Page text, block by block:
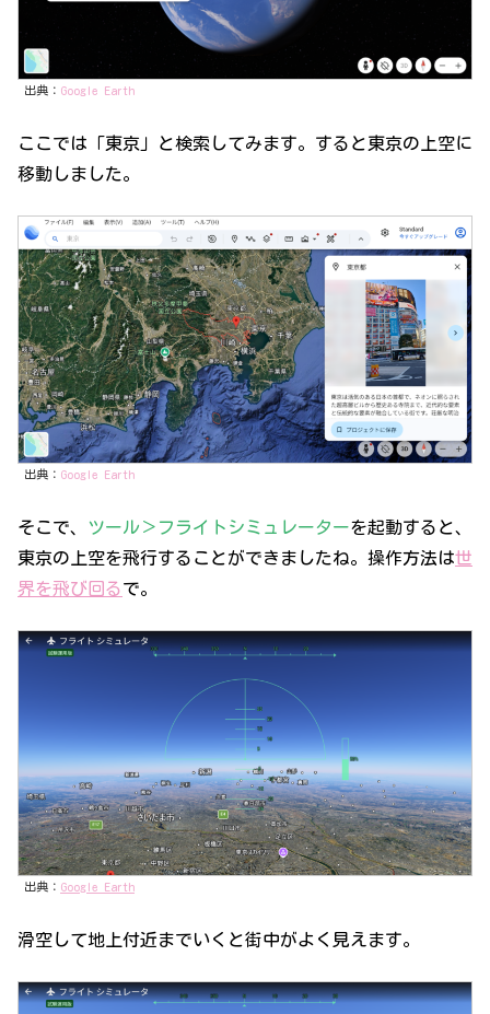
出典： Google Earth
ここでは「東京」と検索してみます。すると東京の上空に
移動しました。
出典： Google Earth
そこで、 ツール＞フライトシミュレーターを起動すると、
東京の上空を飛行することができましたね。操作方法は世
界を飛び回るで。
出典： Google Earth
滑空して地上付近までいくと街中がよく見えます。